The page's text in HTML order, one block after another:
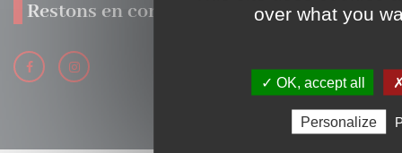
Restons en contact
over what you
✓ OK, accept all
Personalize